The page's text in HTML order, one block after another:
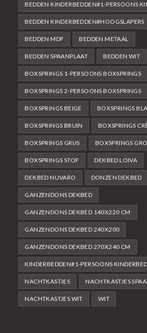
BEDDEN KINDERBEDDEN#1-PERSOONS
BEDDEN KINDERBEDDEN#HOOGSLAPERS
BEDDEN MDF BEDDEN METAAL
BEDDEN SPAANPLAAT BEDDEN WIT
BOXSPRINGS 1-PERSOONS BOXSPRINGS
BOXSPRINGS 2-PERSOONS BOXSPRINGS
BOXSPRINGS BEIGE BOXSPRINGS
BOXSPRINGS BRUIN BOXSPRINGS
BOXSPRINGS GRIJS BOXSPRINGS
BOXSPRINGS STOF DEKBED LOIVA
DEKBED NUVARO DONZEN DEKBED
GANZENDONS DEKBED
GANZENDONS DEKBED 140X220 CM
GANZENDONS DEKBED 240X200
GANZENDONS DEKBED 270X240 CM
KINDERBEDDEN#1-PERSOONS
NACHTKASTJES NACHTKASTJES
NACHTKASTJES WIT WIT